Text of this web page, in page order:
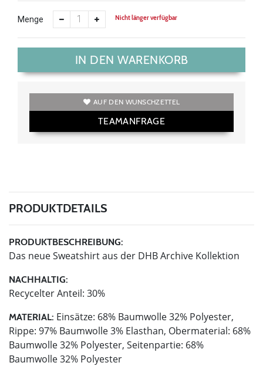
Menge Nicht länger verfügbar
IN DEN WARENKORB
AUF DEN WUNSCHZETTEL
TEAMANFRAGE
PRODUKTDETAILS
PRODUKTBESCHREIBUNG:
Das neue Sweatshirt aus der DHB Archive Kollektion
NACHHALTIG:
Recycelter Anteil: 30%
MATERIAL: Einsätze: 68% Baumwolle 32% Polyester,
Rippe: 97% Baumwolle 3% Elasthan, Obermaterial: 68%
Baumwolle 32% Polyester, Seitenpartie: 68%
Baumwolle 32% Polyester